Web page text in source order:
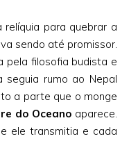
para quebrar a
sendo até promissor.
pela filosofia budista e
seguia rumo ao Nepal
a parte que o monge
do Oceano aparece.
ele transmitia e cada